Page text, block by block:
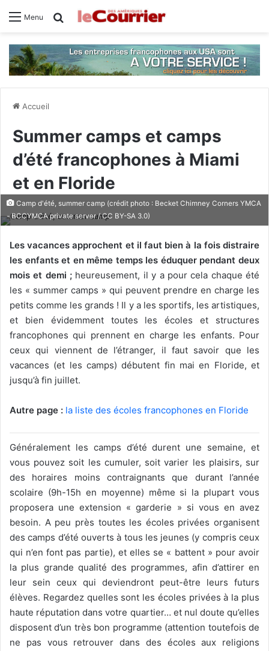
Menu Rechercher
Accueil
Summer camps et camps
d’été francophones à Miami
et en Floride
Camp d'été, summer camp (crédit photo : Becket Chimney Corners YMCA
- BCCYMCA private server / CC BY-SA 3.0)
Les vacances approchent et il faut bien à la fois distraire
les enfants et en même temps les éduquer pendant deux
mois et demi ; heureusement, il y a pour cela chaque été
les « summer camps » qui peuvent prendre en charge les
petits comme les grands ! Il y a les sportifs, les artistiques,
et bien évidemment toutes les écoles et structures
francophones qui prennent en charge les enfants. Pour
ceux qui viennent de l’étranger, il faut savoir que les
vacances (et les camps) débutent fin mai en Floride, et
jusqu’à fin juillet.
Autre page : la liste des écoles francophones en Floride
Généralement les camps d’été durent une semaine, et
vous pouvez soit les cumuler, soit varier les plaisirs, sur
des horaires moins contraignants que durant l’année
scolaire (9h-15h en moyenne) même si la plupart vous
proposera une extension « garderie » si vous en avez
besoin. A peu près toutes les écoles privées organisent
des camps d’été ouverts à tous les jeunes (y compris ceux
qui n’en font pas partie), et elles se « battent » pour avoir
la plus grande qualité des programmes, afin d’attirer en
leur sein ceux qui deviendront peut-être leurs futurs
élèves. Regardez quelles sont les écoles privées à la plus
haute réputation dans votre quartier… et nul doute qu’elles
disposent d’un très bon programme (attention toutefois de
ne pas vous retrouver dans des écoles aux religions